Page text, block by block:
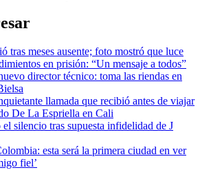
tras meses ausente; foto mostró que luce
en prisión: “Un mensaje a todos”
director técnico: toma las riendas en
llamada que recibió antes de viajar
De La Espriella en Cali
silencio tras supuesta infidelidad de J
esta será la primera ciudad en ver
fiel’